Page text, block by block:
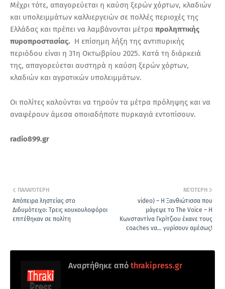
Μέχρι τότε, απαγορεύεται η καύση ξερών χόρτων, κλαδιών
και υπολειμμάτων καλλιεργειών σε πολλές περιοχές της
Ελλάδας και πρέπει να λαμβάνονται μέτρα προληπτικής
πυροπροστασίας. Η επίσημη λήξη της αντιπυρικής
περιόδου είναι η 31η Οκτωβρίου 2025. Κατά τη διάρκειά
της, απαγορεύεται αυστηρά η καύση ξερών χόρτων,
κλαδιών και αγροτικών υπολειμμάτων.
Οι πολίτες καλούνται να τηρούν τα μέτρα πρόληψης και να
αναφέρουν άμεσα οποιαδήποτε πυρκαγιά εντοπίσουν.
radio899.gr
ΝΕΌΤΕΡΗ
video) – Η Ξανθιώτισσα που
μάγεψε το The Voice – Η
Κωνσταντίνα Γκρίτζιου έκανε τους
coaches να… γυρίσουν αμέσως!
ΠΑΛΑΙΌΤΕΡΗ
Απόπειρα ληστείας στο
Διδυμότειχο: Τρεις κουκουλοφόροι
επιτέθηκαν σε πολίτη
Αναρτήθηκε από thrakipress.gr